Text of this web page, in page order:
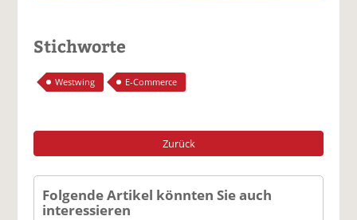
Stichworte
Westwing E-Commerce
Zurück
Folgende Artikel könnten Sie auch
interessieren